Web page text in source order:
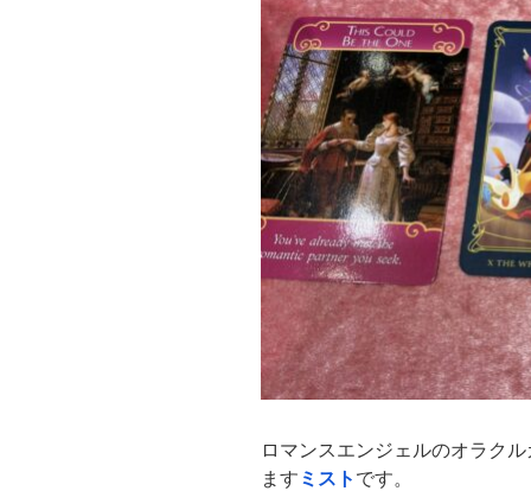
ロマンスエンジェルのオラク
ます ミスト です。